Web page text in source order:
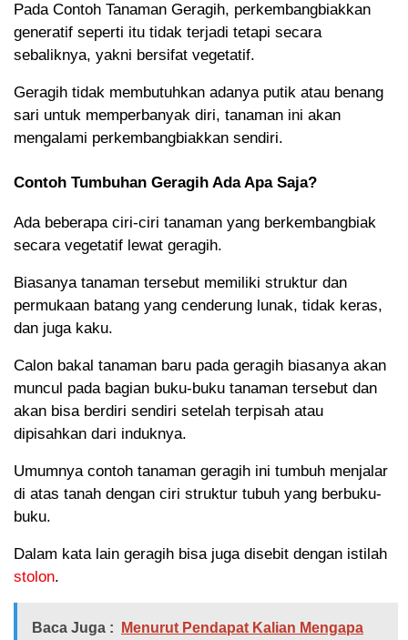
Pada Contoh Tanaman Geragih, perkembangbiakkan
generatif seperti itu tidak terjadi tetapi secara
sebaliknya, yakni bersifat vegetatif.
Geragih tidak membutuhkan adanya putik atau benang
sari untuk memperbanyak diri, tanaman ini akan
mengalami perkembangbiakkan sendiri.
Contoh Tumbuhan Geragih Ada Apa Saja?
Ada beberapa ciri-ciri tanaman yang berkembangbiak
secara vegetatif lewat geragih.
Biasanya tanaman tersebut memiliki struktur dan
permukaan batang yang cenderung lunak, tidak keras,
dan juga kaku.
Calon bakal tanaman baru pada geragih biasanya akan
muncul pada bagian buku-buku tanaman tersebut dan
akan bisa berdiri sendiri setelah terpisah atau
dipisahkan dari induknya.
Umumnya contoh tanaman geragih ini tumbuh menjalar
di atas tanah dengan ciri struktur tubuh yang berbuku-
buku.
Dalam kata lain geragih bisa juga disebit dengan istilah
stolon.
Baca Juga :
Menurut Pendapat Kalian Mengapa